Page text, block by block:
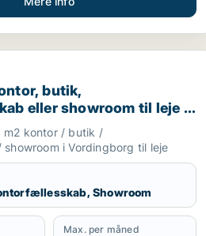
butik, kontorfællesskab
butik,
eller showroom til leje i
m2 kontor / butik /
i Vordingborg til leje
Showroom
Max. per måned